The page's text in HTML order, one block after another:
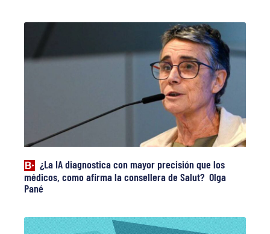
¿La IA diagnostica con mayor precisión que los
médicos, como afirma la consellera de Salut? Olga
Pané